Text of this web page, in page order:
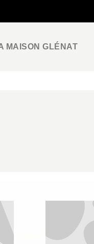
MAISON GLÉNAT